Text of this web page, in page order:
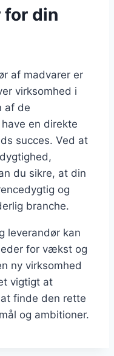
for din
af madvarer er
virksomhed i
af de
en direkte
succes. Ved at
du sikre, at din
og
branche.
leverandør kan
for vækst og
ny virksomhed
vigtigt at
finde den rette
og ambitioner.